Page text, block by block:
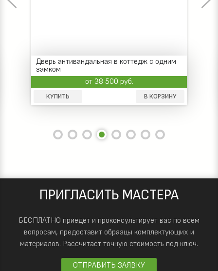
Дверь антивандальная в коттедж с одним
замком
от 38 500 руб.
КУПИТЬ В КОРЗИНУ
ПРИГЛАСИТЬ МАСТЕРА
БЕСПЛАТНО приедет и проконсультирует вас по всем
вопросам, предоставит образцы комплектующих и
материалов. Рассчитает точную стоимость под ключ.
ОТПРАВИТЬ ЗАЯВКУ